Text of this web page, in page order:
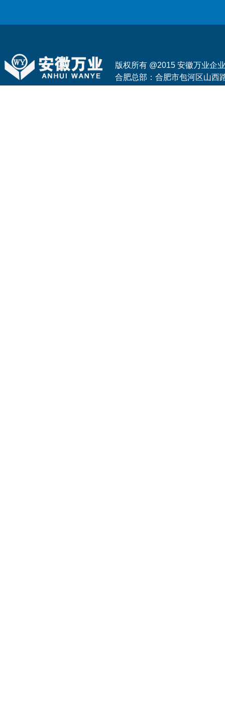
版权所有 @2015 安徽万业企
合肥总部：合肥市包河区山西